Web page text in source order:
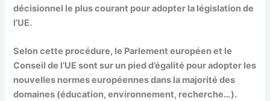
décisionnel le plus courant pour adopter la législation de
l’UE.
Selon cette procédure, le Parlement européen et le
Conseil de l’UE sont sur un pied d’égalité pour adopter les
nouvelles normes européennes dans la majorité des
domaines (éducation, environnement, recherche…).